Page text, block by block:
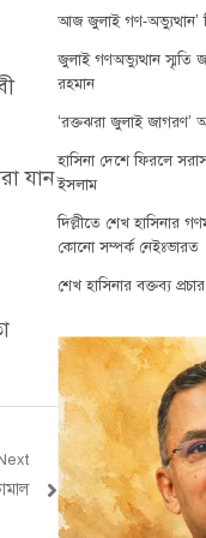
যান
আজ জুলাই গণ-অভ্যুত্থান’
জুলাই গণঅভ্যুত্থান স্মৃতি
রহমান
‘রক্তঝরা জুলাই জাগরণ’
হাসিনা দেশে ফিরলে
ইসলাম
দিল্লীতে শেখ হাসিনার
কোনো সম্পর্ক নেইঃভারত
শেখ হাসিনার বক্তব্য